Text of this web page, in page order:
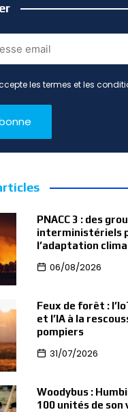
les termes et les
PNACC 3 : des
interministériels
l’adaptation
06/08/2026
Feux de forêt :
et l’IA à la
pompiers
31/07/2026
Woodybus :
100 unités de son